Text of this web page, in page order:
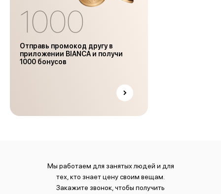
1000
Отправь промокод другу в
приложении BIANCA и получи
1000 бонусов
Мы работаем для занятых людей и для
тех, кто знает цену своим вещам.
Закажите звонок, чтобы получить